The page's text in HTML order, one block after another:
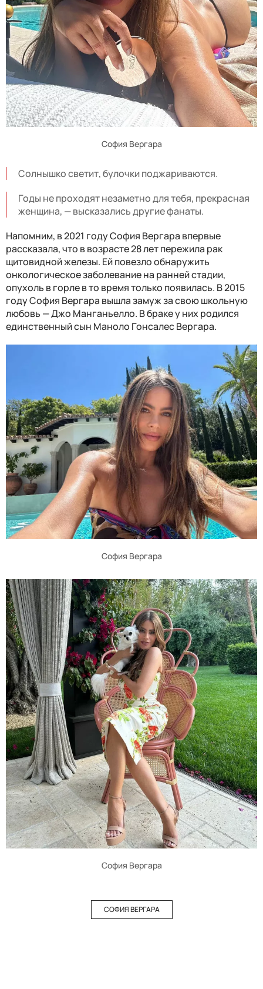
София Вергара
Солнышко светит, булочки поджариваются.
Годы не проходят незаметно для тебя, прекрасная
женщина, — высказались другие фанаты.
Напомним, в 2021 году София Вергара впервые
рассказала, что в возрасте 28 лет пережила рак
щитовидной железы. Ей повезло обнаружить
онкологическое заболевание на ранней стадии,
опухоль в горле в то время только появилась. В 2015
году София Вергара вышла замуж за свою школьную
любовь — Джо Манганьелло. В браке у них родился
единственный сын Маноло Гонсалес Вергара.
София Вергара
София Вергара
СОФИЯ ВЕРГАРА